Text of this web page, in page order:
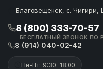
Благовещенск, с. Чигири,
8 (800) 333-70-57
БЕСПЛАТНЫЙ ЗВОНОК ПО
8 (914) 040-02-42
Пн-Пт: 9:30–18:00